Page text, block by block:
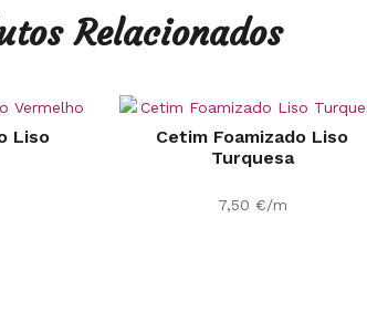
Relacionados
Liso
Cetim Foamizado Liso
Turquesa
7,50 €/m